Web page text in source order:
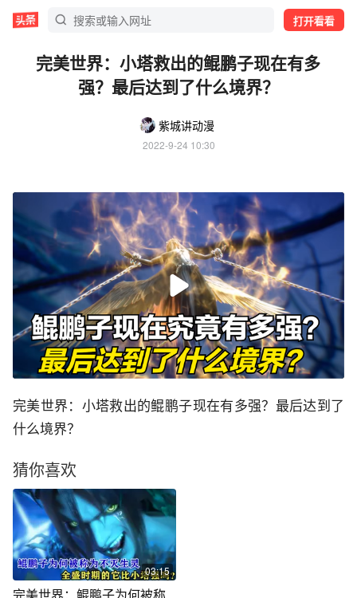
打开看看
完美世界：小塔救出的鲲鹏子现在有多
强？最后达到了什么境界？
紫城讲动漫
2022-9-24 10:30
完美世界：小塔救出的鲲鹏子现在有多强？最后达到了
什么境界？
猜你喜欢
03:15